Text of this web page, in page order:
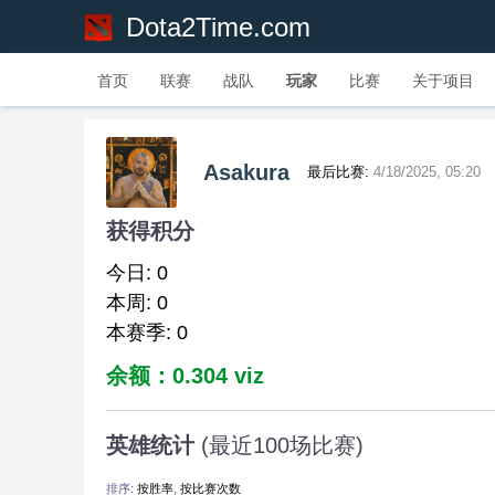
Dota2Time.com
首页 联赛 战队 玩家 比赛 关于项目
Asakura 最后比赛: 4/18/2025, 05:20
获得积分
今日: 0
本周: 0
本赛季: 0
余额：0.304 viz
英雄统计 (最近100场比赛)
排序: 按胜率 按比赛次数